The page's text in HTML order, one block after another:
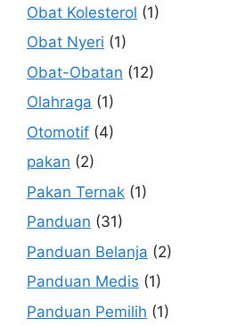
Obat Kolesterol (1)
Obat Nyeri (1)
Obat-Obatan (12)
Olahraga (1)
Otomotif (4)
pakan (2)
Pakan Ternak (1)
Panduan (31)
Panduan Belanja (2)
Panduan Medis (1)
Panduan Pemilih (1)